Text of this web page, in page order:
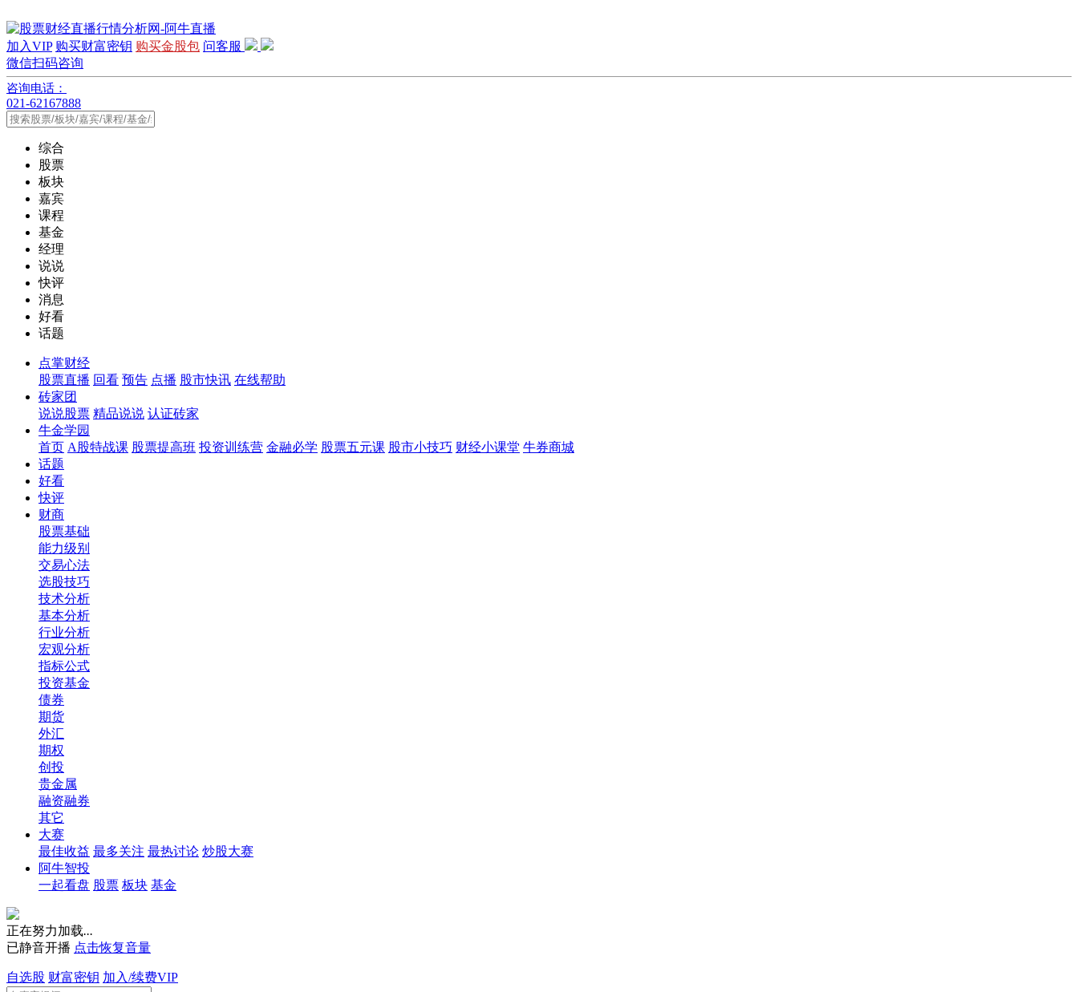
加入VIP 购买财富密钥 购买金股包 问客服
微信扫码咨询
咨询电话：
021-62167888
综合
股票
板块
嘉宾
课程
基金
经理
说说
快评
消息
好看
话题
点掌财经
股票直播 回看 预告 点播 股市快讯 在线帮助
砖家团
说说股票 精品说说 认证砖家
牛金学园
首页 A股特战课 股票提高班 投资训练营 金融必学 股票五元课 股市小技巧 财经小课堂 牛券商城
话题
好看
快评
财商
股票基础
能力级别
交易心法
选股技巧
技术分析
基本分析
行业分析
宏观分析
指标公式
投资基金
债券
期货
外汇
期权
创投
贵金属
融资融券
其它
大赛
最佳收益 最多关注 最热讨论 炒股大赛
阿牛智投
一起看盘 股票 板块 基金
正在努力加载...
已静音开播 点击恢复音量
自选股 财富密钥 加入/续费VIP